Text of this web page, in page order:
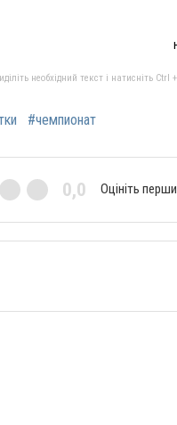
необхідний текст і натисніть
#чемпионат
0,0 Оцініть